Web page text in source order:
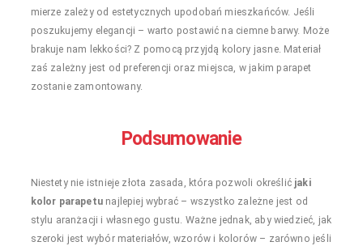
mierze zależy od estetycznych upodobań mieszkańców. Jeśli
poszukujemy elegancji – warto postawić na ciemne barwy. Może
brakuje nam lekkości? Z pomocą przyjdą kolory jasne. Materiał
zaś zależny jest od preferencji oraz miejsca, w jakim parapet
zostanie zamontowany.
Podsumowanie
Niestety nie istnieje złota zasada, która pozwoli określić jaki
kolor parapetunajlepiej wybrać – wszystko zależne jest od
stylu aranżacji i własnego gustu. Ważne jednak, aby wiedzieć, jak
szeroki jest wybór materiałów, wzorów i kolorów – zarówno jeśli